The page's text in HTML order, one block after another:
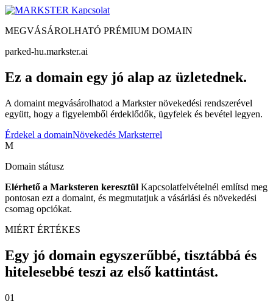
Kapcsolat
MEGVÁSÁROLHATÓ PRÉMIUM DOMAIN
parked-hu.markster.ai
Ez a domain egy jó alap az üzletednek.
A domaint megvásárolhatod a Markster növekedési rendszerével
együtt, hogy a figyelemből érdeklődők, ügyfelek és bevétel legyen.
Érdekel a domainNövekedés Marksterrel
M
Domain státusz
Elérhető a Marksteren keresztül Kapcsolatfelvételnél említsd meg
pontosan ezt a domaint, és megmutatjuk a vásárlási és növekedési
csomag opciókat.
MIÉRT ÉRTÉKES
Egy jó domain egyszerűbbé, tisztábbá és
hitelesebbé teszi az első kattintást.
01